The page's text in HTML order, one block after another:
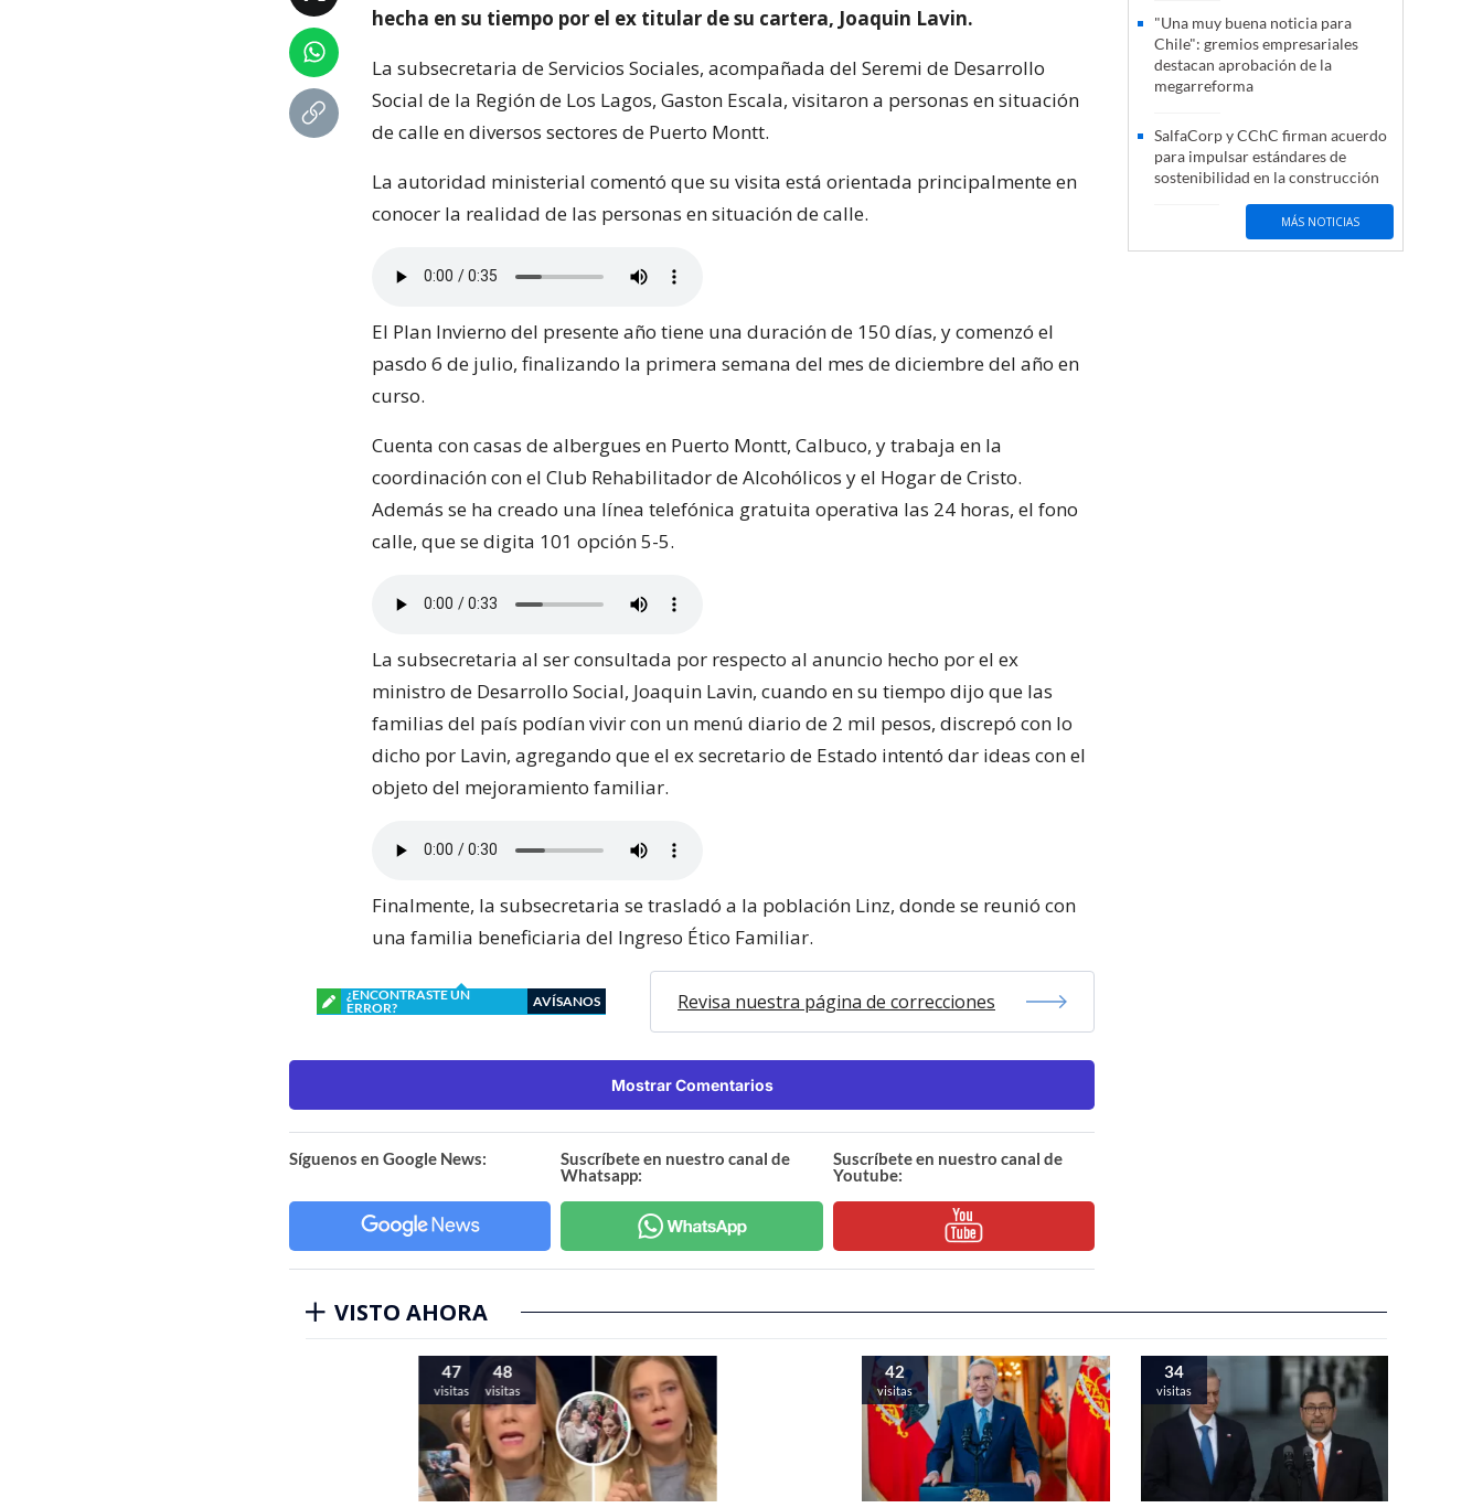
hecha en su tiempo por el ex titular de su cartera, Joaquin Lavin.
La subsecretaria de Servicios Sociales, acompañada del Seremi de Desarrollo
Social de la Región de Los Lagos, Gaston Escala, visitaron a personas en situación
de calle en diversos sectores de Puerto Montt.
La autoridad ministerial comentó que su visita está orientada principalmente en
conocer la realidad de las personas en situación de calle.
El Plan Invierno del presente año tiene una duración de 150 días, y comenzó el
pasdo 6 de julio, finalizando la primera semana del mes de diciembre del año en
curso.
Cuenta con casas de albergues en Puerto Montt, Calbuco, y trabaja en la
coordinación con el Club Rehabilitador de Alcohólicos y el Hogar de Cristo.
Además se ha creado una línea telefónica gratuita operativa las 24 horas, el fono
calle, que se digita 101 opción 5-5.
La subsecretaria al ser consultada por respecto al anuncio hecho por el ex
ministro de Desarrollo Social, Joaquin Lavin, cuando en su tiempo dijo que las
familias del país podían vivir con un menú diario de 2 mil pesos, discrepó con lo
dicho por Lavin, agregando que el ex secretario de Estado intentó dar ideas con el
objeto del mejoramiento familiar.
Finalmente, la subsecretaria se trasladó a la población Linz, donde se reunió con
una familia beneficiaria del Ingreso Ético Familiar.
¿ENCONTRASTE UN
ERROR?
AVÍSANOS Revisa nuestra página de correcciones
Mostrar Comentarios
Síguenos en Google News:
Suscríbete en nuestro canal de
Whatsapp:
Suscríbete en nuestro canal de
Youtube:
"Una muy buena noticia para
Chile": gremios empresariales
destacan aprobación de la
megarreforma
SalfaCorp y CChC firman acuerdo
para impulsar estándares de
sostenibilidad en la construcción
MÁS NOTICIAS
VISTO AHORA
47
visitas
40
visitas
35
visitas